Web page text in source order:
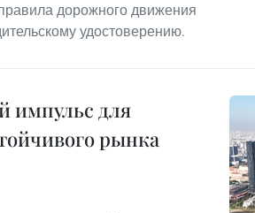
дорожного движения
удостоверению.
импульс для
рынка